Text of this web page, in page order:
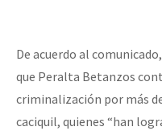
De acuerdo al
que Peralta Betanzos
criminalización por más
caciquil, quienes “han